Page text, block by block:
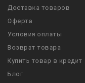
Доставка товаров
Оферта
Условия оплаты
Возврат товара
Купить товар в кредит
Блог